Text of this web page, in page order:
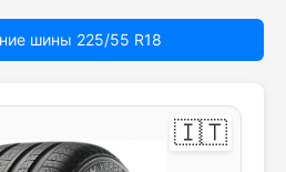
шины 225/55 R18
🇮🇹